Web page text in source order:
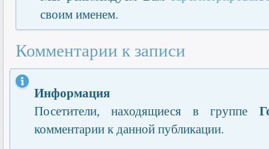
своим именем.
Комментарии к записи
Информация
Посетители, находящиеся в группе
комментарии к данной публикации.